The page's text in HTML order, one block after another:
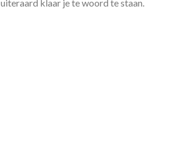
boeken. Wil je incontact treden, of wil je